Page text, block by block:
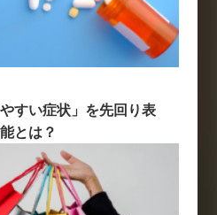
すい症状」を先回り表
とは？